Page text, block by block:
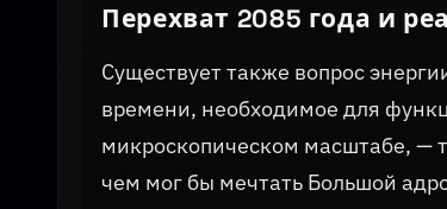
Перехват 2085 года и
Существует также вопрос
времени, необходимое для
микроскопическом масштабе, —
чем мог бы мечтать Большой